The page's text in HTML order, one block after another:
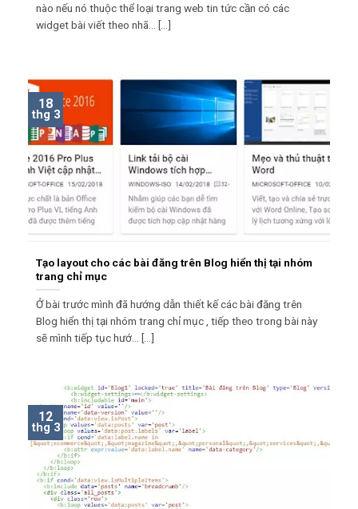
nào nếu nó thuộc thể loại trang web tin tức cần có các
widget bài viết theo nhã... [...]
Tạo layout cho các bài đăng trên Blog hiển thị tại nhóm
trang chỉ mục
Ở bài trước mình đã hướng dẫn thiết kế các bài đăng trên
Blog hiển thị tại nhóm trang chỉ mục , tiếp theo trong bài này
sẽ mình tiếp tục hướ... [...]
18
thg 3
12
thg 3